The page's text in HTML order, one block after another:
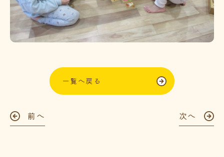
一覧へ戻る
前へ 次へ